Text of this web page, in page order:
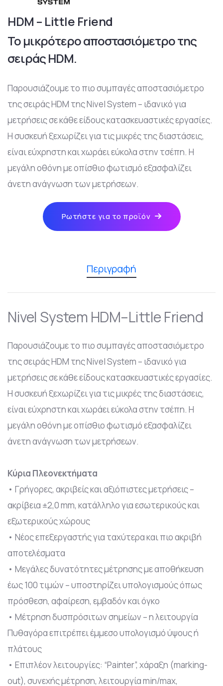
HDM – Little Friend
Το μικρότερο αποστασιόμετρο της
σειράς HDM.
Παρουσιάζουμε το πιο συμπαγές αποστασιόμετρο
της σειράς HDM της Nivel System – ιδανικό για
μετρήσεις σε κάθε είδους κατασκευαστικές εργασίες.
Η συσκευή ξεχωρίζει για τις μικρές της διαστάσεις,
είναι εύχρηστη και χωράει εύκολα στην τσέπη. Η
μεγάλη οθόνη με οπίσθιο φωτισμό εξασφαλίζει
άνετη ανάγνωση των μετρήσεων.
Ρωτήστε για το προϊόν
Περιγραφή
Nivel System HDM–Little Friend
Παρουσιάζουμε το πιο συμπαγές αποστασιόμετρο
της σειράς HDM της Nivel System – ιδανικό για
μετρήσεις σε κάθε είδους κατασκευαστικές εργασίες.
Η συσκευή ξεχωρίζει για τις μικρές της διαστάσεις,
είναι εύχρηστη και χωράει εύκολα στην τσέπη. Η
μεγάλη οθόνη με οπίσθιο φωτισμό εξασφαλίζει
άνετη ανάγνωση των μετρήσεων.
Κύρια Πλεονεκτήματα
• Γρήγορες, ακριβείς και αξιόπιστες μετρήσεις –
ακρίβεια ±2,0 mm, κατάλληλο για εσωτερικούς και
εξωτερικούς χώρους
• Νέος επεξεργαστής για ταχύτερα και πιο ακριβή
αποτελέσματα
• Μεγάλες δυνατότητες μέτρησης με αποθήκευση
έως 100 τιμών – υποστηρίζει υπολογισμούς όπως
πρόσθεση, αφαίρεση, εμβαδόν και όγκο
• Μέτρηση δυσπρόσιτων σημείων – η λειτουργία
Πυθαγόρα επιτρέπει έμμεσο υπολογισμό ύψους ή
πλάτους
• Επιπλέον λειτουργίες: “Painter”, χάραξη (marking-
out), συνεχής μέτρηση, λειτουργία min/max,